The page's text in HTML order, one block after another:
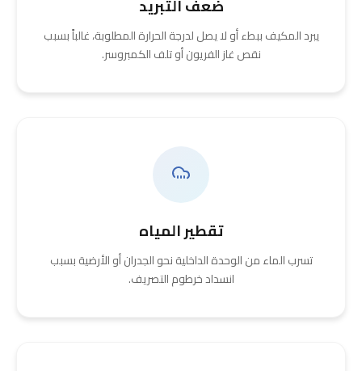
ضعف التبريد
يبرد المكيف ببطء أو لا يصل لدرجة الحرارة المطلوبة، غالباً بسبب
نقص غاز الفريون أو تلف الكمبروسر.
تقطير المياه
تسرب الماء من الوحدة الداخلية نحو الجدران أو الأرضية بسبب
انسداد خرطوم التصريف.